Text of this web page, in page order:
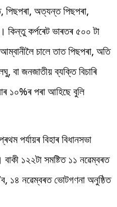
অত্যন্ত পিছপৰা,
কৰ্পৰেট ভাৰতৰ ৫০০ টা
চালে তাত পিছপৰা, অতি
বা জনজাতীয় ব্যক্তি বিচাৰি
১০%ৰ পৰা আহিছে বুলি
পৰ্যায়ৰ বিহাৰ বিধানসভা
বাকী ১২২টা সমষ্টিত ১১ নৱেম্বৰত
১৪ নৱেম্বৰত ভোটগণনা অনুষ্ঠিত